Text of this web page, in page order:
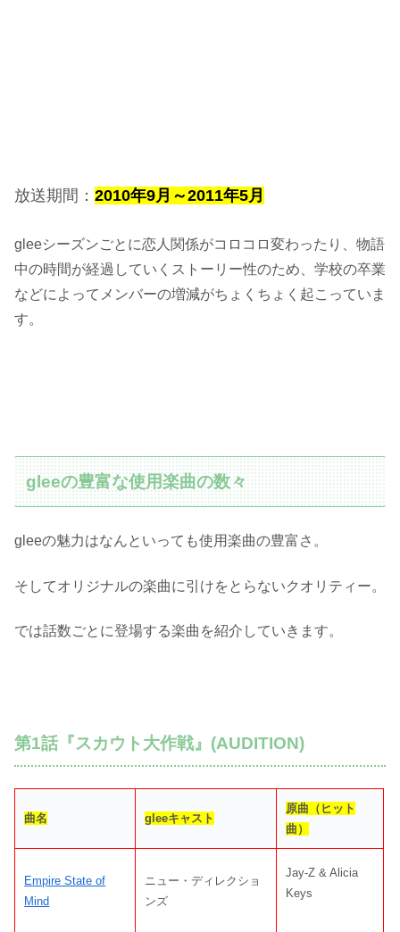
放送期間： 2010年9月～2011年5月
gleeシーズンごとに恋人関係がコロコロ変わったり、物語
中の時間が経過していくストーリー性のため、学校の卒業
などによってメンバーの増減がちょくちょく起こっていま
す。
gleeの豊富な使用楽曲の数々
gleeの魅力はなんといっても使用楽曲の豊富さ。
そしてオリジナルの楽曲に引けをとらないクオリティー。
では話数ごとに登場する楽曲を紹介していきます。
第1話『スカウト大作戦』(AUDITION)
曲名 gleeキャスト
原曲（ヒット
曲）
Empire State of
Mind
ニュー・ディレクショ
ンズ
Jay-Z & Alicia
Keys